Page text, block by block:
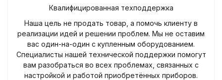
Квалифицированная техподдержка
Наша цель не продать товар, а помочь клиенту в
реализации идей и решении проблем. Мы не оставим
вас один-на-один с купленным оборудованием.
Специалисты нашей технической поддержки помогут
вам разобраться во всех проблемах, связанных с
настройкой и работой приобретённых приборов.